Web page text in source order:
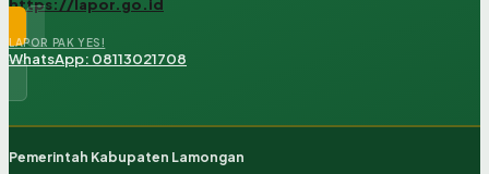
https://lapor.go.id
LAPOR PAK YES!
WhatsApp: 08113021708
Pemerintah Kabupaten Lamongan